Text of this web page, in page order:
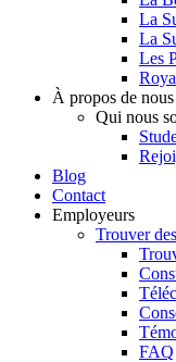
La
La
Les
À propos de nous
Qui nous
Blog
Contact
Employeurs
Trouver
FAQ